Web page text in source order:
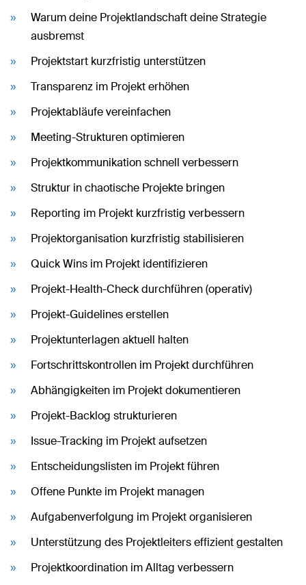
Warum deine Projektlandschaft deine Strategie
ausbremst
Projektstart kurzfristig unterstützen
Transparenz im Projekt erhöhen
Projektabläufe vereinfachen
Meeting-Strukturen optimieren
Projektkommunikation schnell verbessern
Struktur in chaotische Projekte bringen
Reporting im Projekt kurzfristig verbessern
Projektorganisation kurzfristig stabilisieren
Quick Wins im Projekt identifizieren
Projekt-Health-Check durchführen (operativ)
Projekt-Guidelines erstellen
Projektunterlagen aktuell halten
Fortschrittskontrollen im Projekt durchführen
Abhängigkeiten im Projekt dokumentieren
Projekt-Backlog strukturieren
Issue-Tracking im Projekt aufsetzen
Entscheidungslisten im Projekt führen
Offene Punkte im Projekt managen
Aufgabenverfolgung im Projekt organisieren
Unterstützung des Projektleiters effizient gestalten
Projektkoordination im Alltag verbessern